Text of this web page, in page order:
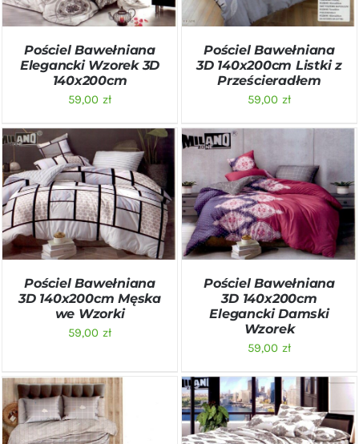
Pościel Bawełniana
Elegancki Wzorek 3D
140x200cm
59,00 zł
Pościel Bawełniana
3D 140x200cm Listki z
Prześcieradłem
59,00 zł
DODAJ DO KOSZYKA
/
SZCZEGÓŁY
Pościel Bawełniana
3D 140x200cm Męska
we Wzorki
59,00 zł
DODAJ DO KOSZYKA
/
SZCZEGÓŁY
Pościel Bawełniana
3D 140x200cm
Elegancki Damski
Wzorek
59,00 zł
DODAJ DO KOSZYKA DODAJ DO KOSZYKA
/